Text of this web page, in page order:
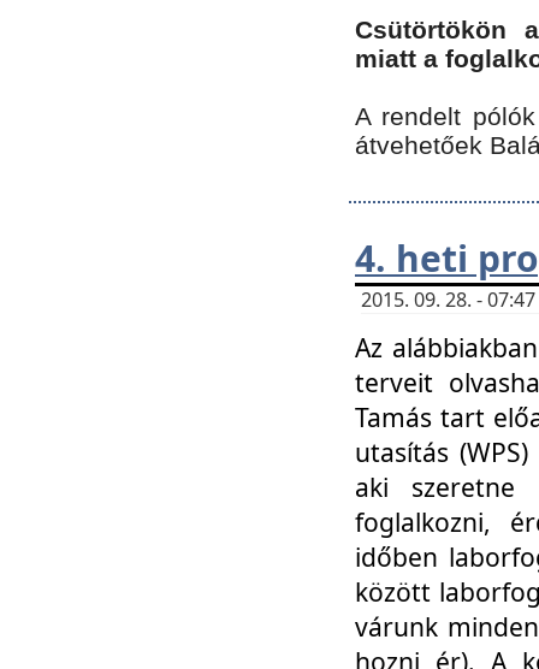
Csütörtökön
miatt a
A rendelt
átvehetőek
4. heti
2015. 09. 28. -
Az
terveit
Tamás tart
utasítás
aki szeretne
foglalkozni,
időben
között
várunk
hozni ér). A